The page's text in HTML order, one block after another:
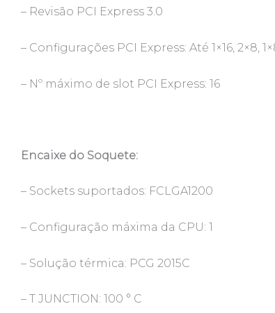
– Revisão PCI Express 3.0
– Configurações PCI Express: Até 1×16, 2×8,
– Nº máximo de slot PCI Express: 16
Encaixe do Soquete:
– Sockets suportados: FCLGA1200
– Configuração máxima da CPU: 1
– Solução térmica: PCG 2015C
– T JUNCTION: 100 ° C